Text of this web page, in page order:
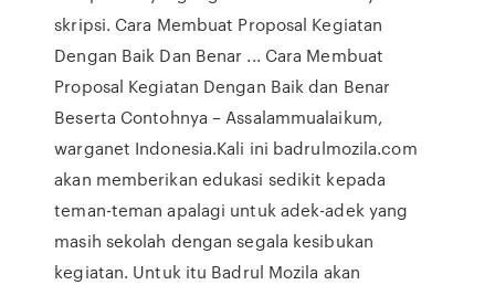
skripsi. Cara Membuat Proposal Kegiatan
Dengan Baik Dan Benar ... Cara Membuat
Proposal Kegiatan Dengan Baik dan Benar
Beserta Contohnya – Assalammualaikum,
warganet Indonesia.Kali ini badrulmozila.com
akan memberikan edukasi sedikit kepada
teman-teman apalagi untuk adek-adek yang
masih sekolah dengan segala kesibukan
kegiatan. Untuk itu Badrul Mozila akan